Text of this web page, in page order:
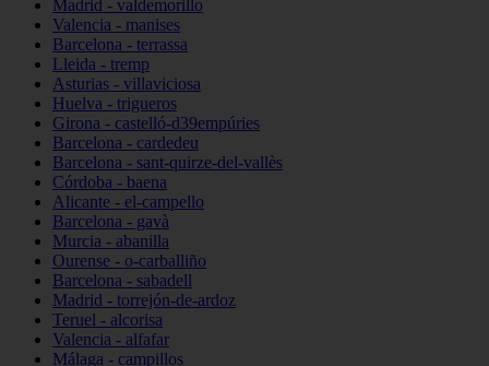
Madrid - valdemorillo
Valencia - manises
Barcelona - terrassa
Lleida - tremp
Asturias - villaviciosa
Huelva - trigueros
Girona - castelló-d39empúries
Barcelona - cardedeu
Barcelona - sant-quirze-del-vallès
Córdoba - baena
Alicante - el-campello
Barcelona - gavà
Murcia - abanilla
Ourense - o-carballiño
Barcelona - sabadell
Madrid - torrejón-de-ardoz
Teruel - alcorisa
Valencia - alfafar
Málaga - campillos